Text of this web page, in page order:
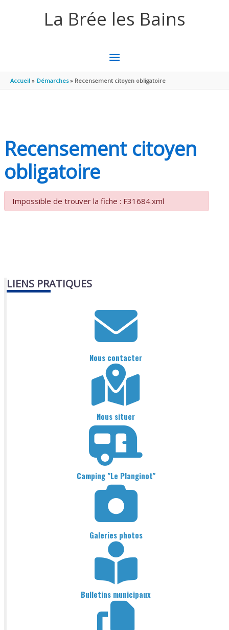
La Brée les Bains
MENU
PRINCIPAL
Accueil Démarches Recensement citoyen obligatoire
Recensement citoyen
obligatoire
Impossible de trouver la fiche : F31684.xml
LIENS PRATIQUES
Nous contacter
Nous situer
Camping "Le Planginot"
Galeries photos
Bulletins municipaux